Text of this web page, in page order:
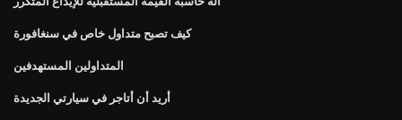
كيف تصبح متداول خاص في سنغافورة
المتداولين المستهدفين
أريد أن أتاجر في سيارتي الجديدة